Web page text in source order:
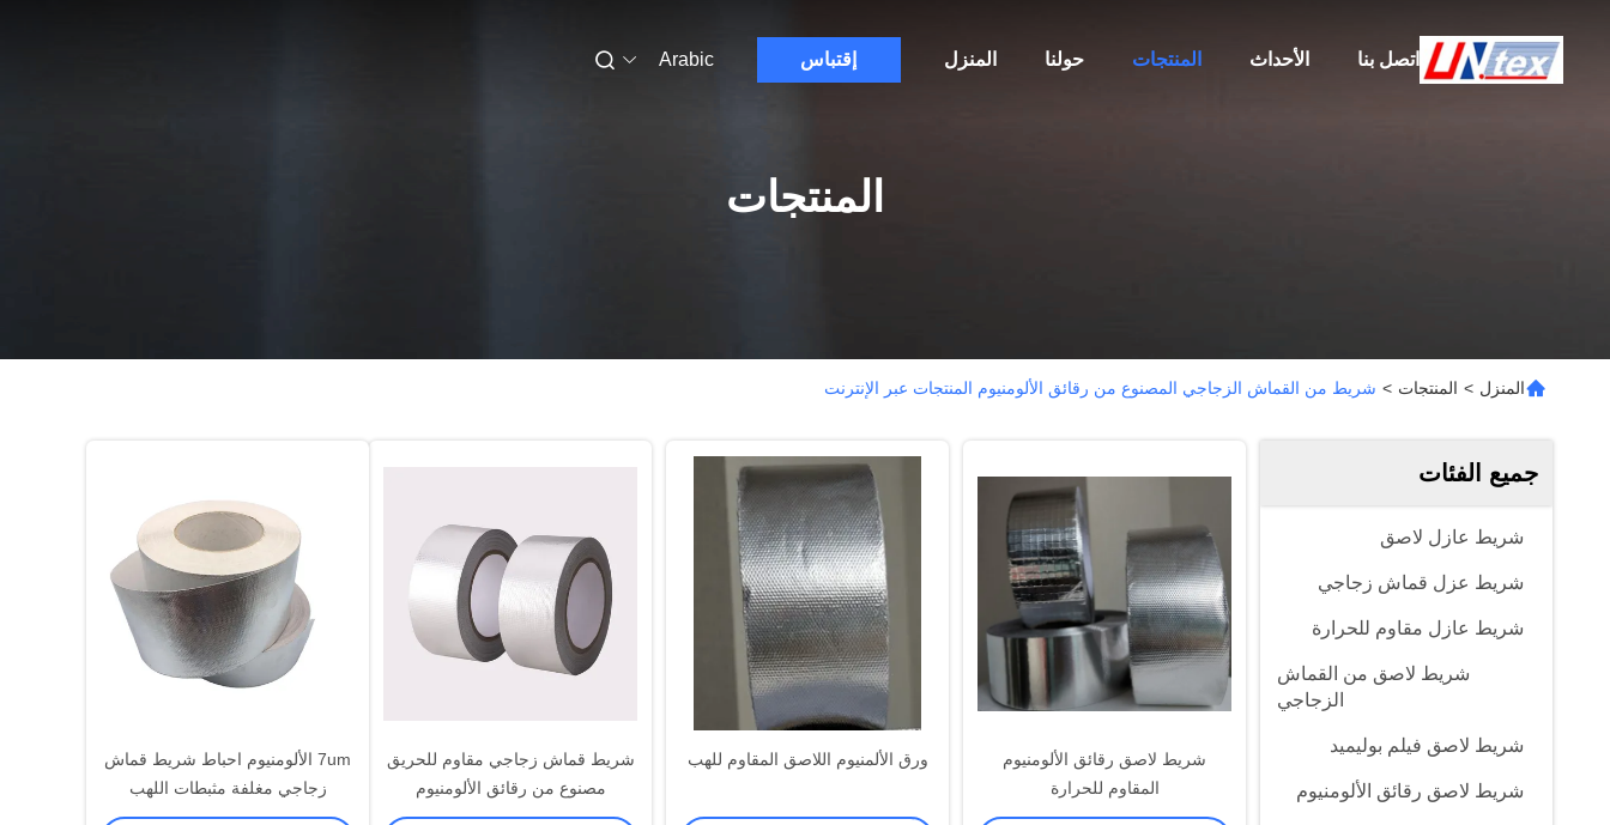
المنزل حولنا المنتجات الأحداث اتصل بنا إقتباس Arabic
المنتجات
المنزل > المنتجات > شريط من القماش الزجاجي المصنوع من رقائق الألومنيوم المنتجات عبر الإنترنت
جميع الفئات
شريط عازل لاصق
شريط عزل قماش زجاجي
شريط عازل مقاوم للحرارة
شريط لاصق من القماش
الزجاجي
شريط لاصق فيلم بوليميد
شريط لاصق رقائق الألومنيوم
شريط لاصق رقائق الألومنيوم
المقاوم للحرارة
ورق الألمنيوم اللاصق المقاوم للهب
شريط قماش زجاجي مقاوم للحريق
مصنوع من رقائق الألومنيوم
7um الألومنيوم احباط شريط قماش
زجاجي مغلفة مثبطات اللهب